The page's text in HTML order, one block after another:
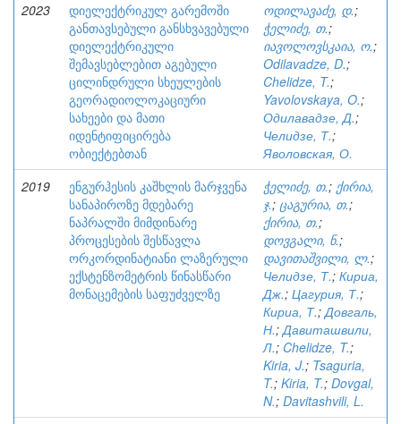
2023
დიელექტრიკულ გარემოში
განთავსებული განსხვავებული
დიელექტრიკული
შემავსებლებით აგებული
ცილინდრული სხეულების
გეორადიოლოკაციური
სახეები და მათი
იდენტიფიცირება
ობიექტებთან
ოდილავაძე, დ.;
ჭელიძე, თ.;
იავოლოვსკაია, ო.;
Odilavadze, D.;
Chelidze, T.;
Yavolovskaya, O.;
Одилавадзе, Д.;
Челидзе, Т.;
Яволовская, О.
2019
ენგურჰესის კაშხლის მარჯვენა
სანაპიროზე მდებარე
ნაპრალში მიმდინარე
პროცესების შესწავლა
ორკორდინატიანი ლაზერული
ექსტენზომეტრის წინასწარი
მონაცემების საფუძველზე
ჭელიძე, თ.; ქირია,
ჯ.; ცაგურია, თ.;
ქირია, თ.;
დოვგალი, ნ.;
დავითაშვილი, ლ.;
Челидзе, Т.; Кириа,
Дж.; Цагурия, Т.;
Кириа, Т.;Довгаль,
Н.;Давиташвили,
Л.; Chelidze, T.;
Kiria, J.; Tsaguria,
T.; Kiria, T.; Dovgal,
N.; Davitashvili, L.